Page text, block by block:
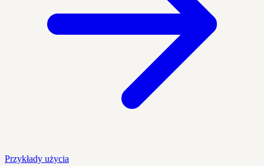
Przykłady użycia